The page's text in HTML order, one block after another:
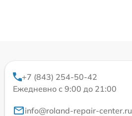
+7 (843) 254-50-42
Ежедневно с 9:00 до 21:00
info@roland-repair-center.ru